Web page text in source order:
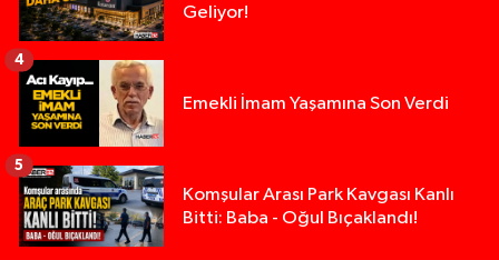
Geliyor!
Emekli İmam Yaşamına Son Verdi
4
Komşular Arası Park Kavgası Kanlı
Bitti: Baba - Oğul Bıçaklandı!
5
02:19 |14 ve 16 Yaşlarındaki Kız Kardeşlerden Haber
17:30 |Demirkapı Tüneli'nde feci kaza: Yaşlı çift
15:00 |Takla atan otomobil palmiye ağacına çarptı: 1